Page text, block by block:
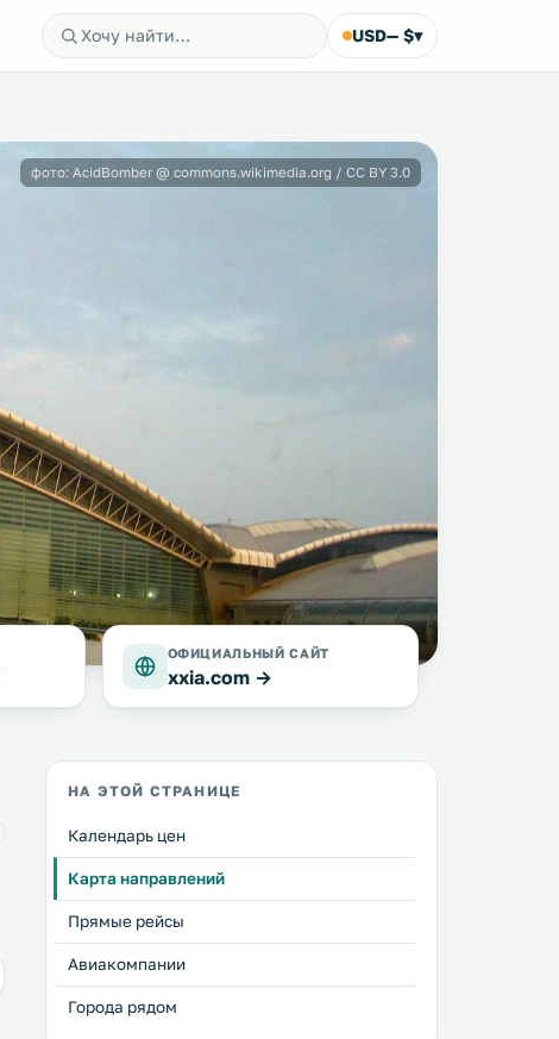
USD— $▾
фото: AcidBomber @ commons.wikimedia.org / CC BY 3.0
ОФИЦИАЛЬНЫЙ САЙТ
xxia.com →
НА ЭТОЙ СТРАНИЦЕ
Календарь цен
Карта направлений
Прямые рейсы
Авиакомпании
Города рядом